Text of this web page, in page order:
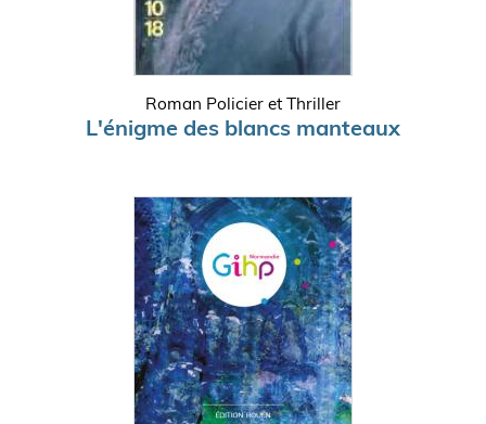
Roman Policier et Thriller
L'énigme des blancs manteaux